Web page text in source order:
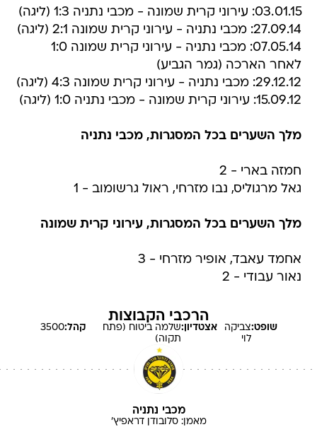
03.01.15: עירוני קרית שמונה - מכבי נתניה 1:3 (ליגה)
27.09.14: מכבי נתניה - עירוני קרית שמונה 2:1 (ליגה)
07.05.14: מכבי נתניה - עירוני קרית שמונה 1:0
לאחר הארכה (גמר הגביע)
29.12.12: מכבי נתניה - עירוני קרית שמונה 4:3 (ליגה)
15.09.12: עירוני קרית שמונה - מכבי נתניה 1:0 (ליגה)
מלך השערים בכל המסגרות, מכבי נתניה
חמזה בארי - 2
גאל מרגוליס, נבו מזרחי, ראול גרשומוב - 1
מלך השערים בכל המסגרות, עירוני קרית שמונה
אחמד עאבד, אופיר מזרחי - 3
נאור עבודי - 2
הרכבי הקבוצות
שופט:צביקה
לוי
אצטדיון:שלמה ביטוח (פתח
תקוה)
קהל:3500
מכבי נתניה
מאמן:סלובודן דראפיץ'